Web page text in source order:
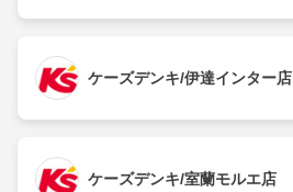
ケーズデンキ/伊達インター店
ケーズデンキ/室蘭モルエ店